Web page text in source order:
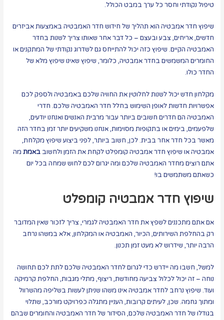
טיפול נקודתי וחסר כל ערך במבט הכולל.
שיפוץ חדר אמבטיה הוא תהליך של חידוש חדר האמבטיה באמצעות אביזרים
חדשים, אריחים, צבע ובעצם – כל דבר אחר שאותו צריך לשנות בחדר
האמבטיה הקיים. שיפוץ כזה יכול להתייחס גם לשדרוג נקודתי של המתקנים או
החומרים המשמשים בחדר אמבטיה, כלומר, שיפוץ שאינו שיפוץ מלא של
החדר כולו.
מקלחון חדש יכול לשנות לחלוטין את החוויה שלכם באמבטיה ולספק לכם
אפשרויות חדשות לאופן השימוש בחלל חדר האמבטיה שלכם. חדרי
האמבטיה הם חדרים חשובים ביותר עבור מרבית האנשים ואנחנו יודעים,
שלפעמים, בימים או בתקופות מסוימות, אנחנו משקיעים יותר זמן בחדר הזה
מאשר בכל חדר אחר בבית. לכן, חשוב ביותר, לפני ביצוע שיפוץ מקלחת,
אמבטיה או שיפוץ חדר אמבטיה קומפלט לקחת את הזמן ולחשוב באמתמה
אתם רוצים מחדר האמבטיה שלכם ומה יגרום לכם לחוש שמחה בכל יום
כשאתם משתמשים בו!
שיפוץ חדר אמבטיה קומפלט
אם אתם מתכננים לשפץ את חדר האמבטיה לגמרי, צריך לזכור שאין המדובר
רק בהחלפת השירותים, הכיור, האמבטיה או המקלחון, אלא במשהו נרחב
הרבה יותר, שידרוש לא מעט זמן תכנון.
למשל, חשבו מה יידרש כדי לגרום לחדר האמבטיה שלכם לתת לכם תחושה
נוחה – זה יכול לכלול צביעה מחודשת, ריצוף, מתלי מגבות, החלפת קרמיקה
ועוד. שיפוץ נרחב לחדר אמבטיה אינו משהו שניתן לעשות בשליפה מהשרוול
ומתוך גחמה. שכן, לעיתים קרובות, העניין מתגלה כפרויקט מורכב, שתלוי
בגודלו של חדר האמבטיה שלכם, הסידור של חדר האמבטיה והחומרים שבהם